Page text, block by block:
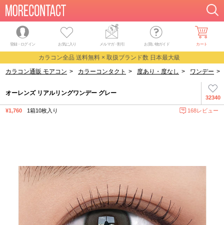
登録・ログイン お気に入り メルマガ・割引 お買い物ガイド カート
カラコン全品 送料無料 × 取扱ブランド数 日本最大級
カラコン通販 モアコン > カラーコンタクト > 度あり・度なし > ワンデー >
32340
オーレンズ リアルリングワンデー グレー
¥1,760 1箱10枚入り 168レビュー